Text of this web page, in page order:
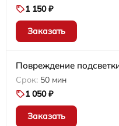
1 150 ₽
Заказать
Повреждение
50 мин
1 050 ₽
Заказать